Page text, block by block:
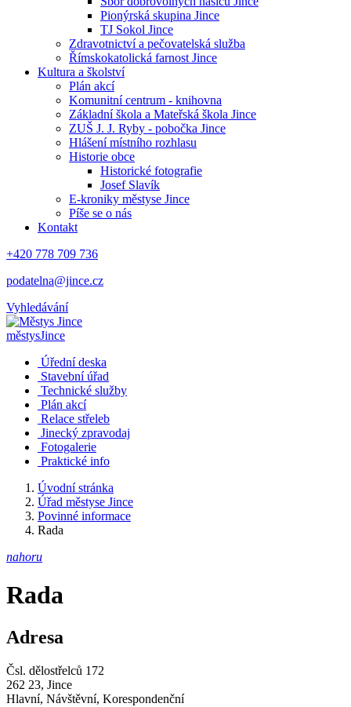
Pionýrská skupina Jince
TJ Sokol Jince
Zdravotnictví a pečovatelská služba
Římskokatolická farnost Jince
Kultura a školství
Plán akcí
Komunitní centrum - knihovna
Základní škola a Mateřská škola Jince
ZUŠ J. J. Ryby - pobočka Jince
Hlášení místního rozhlasu
Historie obce
Historické fotografie
Josef Slavík
E-kroniky městyse Jince
Píše se o nás
Kontakt
+420 778 709 736
podatelna@jince.cz
Vyhledávání
městysJince
Úřední deska
Stavební úřad
Technické služby
Plán akcí
Relace střeleb
Jinecký zpravodaj
Fotogalerie
Praktické info
Úvodní stránka
Úřad městyse Jince
Povinné informace
Rada
nahoru
Rada
Adresa
Čsl. dělostřelců 172
262 23, Jince
Hlavní, Návštěvní, Korespondenční